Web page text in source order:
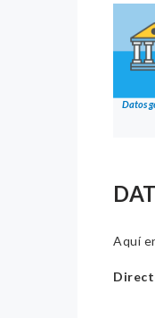
Datos
Aquí